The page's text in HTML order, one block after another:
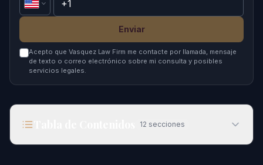
Enviar
Acepto que Vasquez Law Firm me contacte por llamada, mensaje
de texto o correo electrónico sobre mi consulta y posibles
servicios legales.
12 secciones